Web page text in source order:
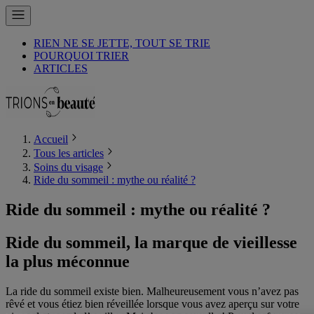
RIEN NE SE JETTE, TOUT SE TRIE
POURQUOI TRIER
ARTICLES
Accueil
Tous les articles
Soins du visage
Ride du sommeil : mythe ou réalité ?
Ride du sommeil : mythe ou réalité ?
Ride du sommeil, la marque de vieillesse
la plus méconnue
La ride du sommeil existe bien. Malheureusement vous n’avez pas
rêvé et vous étiez bien réveillée lorsque vous avez aperçu sur votre